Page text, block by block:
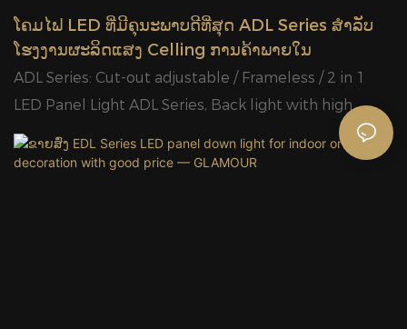
ໂຄມໄຟ LED ທີ່ມີຄຸນະພາບດີທີ່ສຸດ ADL Series ສໍາລັບ
ໂຮງງານຜະລິດແສງ Celling ການຄ້າພາຍໃນ
ADL Series: Cut-out adjustable / Frameless / 2 in 1
LED Panel Light ADL Series, Back light with high
lumen efficiency 120lm/W, Driver changeable;
GlamOR Best LED ADL Series Supplier, Glamour ມີ